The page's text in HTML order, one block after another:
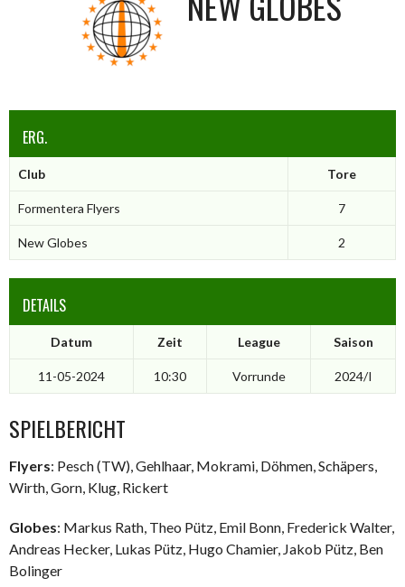
ERG.
Club Tore
Formentera Flyers 7
New Globes 2
DETAILS
Datum Zeit League Saison
11-05-2024 10:30 Vorrunde 2024/I
SPIELBERICHT
Flyers: Pesch (TW), Gehlhaar, Mokrami, Döhmen, Schäpers,
Wirth, Gorn, Klug, Rickert
Globes: Markus Rath, Theo Pütz, Emil Bonn, Frederick Walter,
Andreas Hecker, Lukas Pütz, Hugo Chamier, Jakob Pütz, Ben
Bolinger